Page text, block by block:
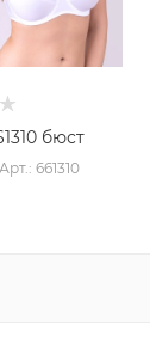
бюст
Арт.: 661310